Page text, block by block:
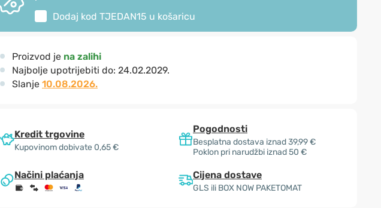
Dodaj kod TJEDAN15 u košaricu
Proizvod je na zalihi
Najbolje upotrijebiti do: 24.02.2029.
Slanje 10.08.2026.
Kredit trgovine
Kupovinom dobivate 0,65 €
Pogodnosti
Besplatna dostava iznad 39,99 €
Poklon pri narudžbi iznad 50 €
Načini plaćanja Cijena dostave
GLS ili BOX NOW PAKETOMAT